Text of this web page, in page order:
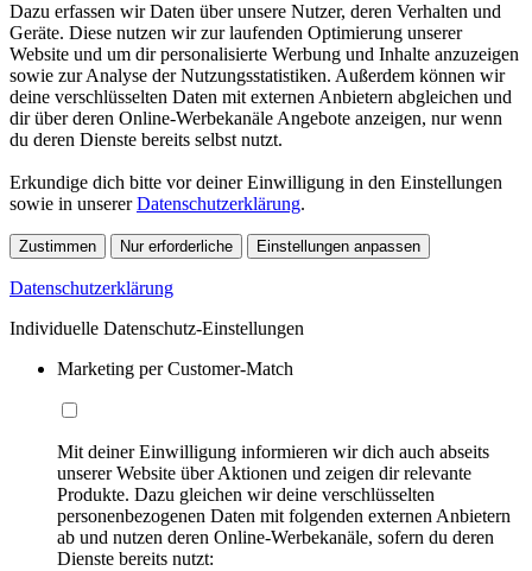
Dazu erfassen wir Daten über unsere Nutzer, deren Verhalten und
Geräte. Diese nutzen wir zur laufenden Optimierung unserer
Website und um dir personalisierte Werbung und Inhalte anzuzeigen
sowie zur Analyse der Nutzungsstatistiken. Außerdem können wir
deine verschlüsselten Daten mit externen Anbietern abgleichen und
dir über deren Online-Werbekanäle Angebote anzeigen, nur wenn
du deren Dienste bereits selbst nutzt.
Erkundige dich bitte vor deiner Einwilligung in den Einstellungen
sowie in unsererDatenschutzerklärung.
Zustimmen Nur erforderliche Einstellungen anpassen
Datenschutzerklärung
Individuelle Datenschutz-Einstellungen
Marketing per Customer-Match
Mit deiner Einwilligung informieren wir dich auch abseits
unserer Website über Aktionen und zeigen dir relevante
Produkte. Dazu gleichen wir deine verschlüsselten
personenbezogenen Daten mit folgenden externen Anbietern
ab und nutzen deren Online-Werbekanäle, sofern du deren
Dienste bereits nutzt: